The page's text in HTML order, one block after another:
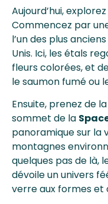
Aujourd’hui,
Commencez par
l’un des plus
Unis. Ici, les étals
fleurs colorées, et
le saumon fumé ou
Ensuite, prenez de
sommet de la
panoramique sur la
montagnes
quelques pas de là,
dévoile un univers
verre aux formes et